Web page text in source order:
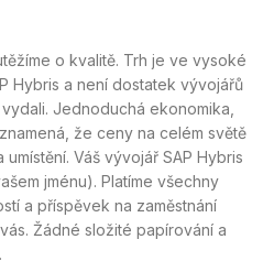
o kvalitě. Trh je ve vysoké
Hybris a není dostatek vývojářů
Jednoduchá ekonomika,
že ceny na celém světě
Váš vývojář SAP Hybris
jménu). Platíme všechny
a příspěvek na zaměstnání
Žádné složité papírování a